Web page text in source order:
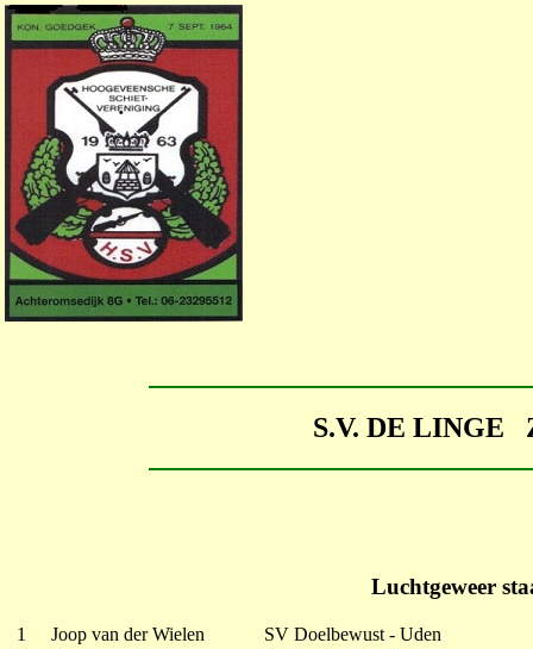
S.V. DE LINGE
Luchtgeweer
1 Joop van der Wielen
SV Doelbewust - Uden